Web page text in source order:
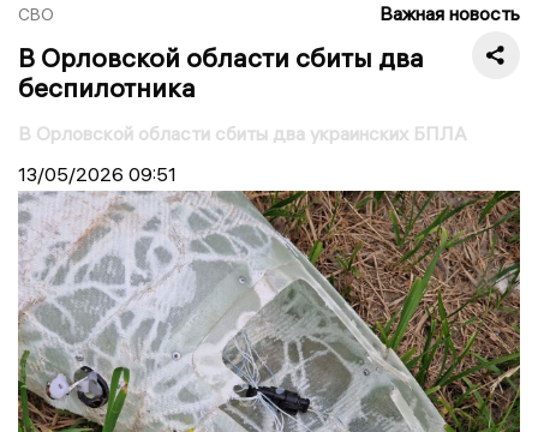
СВО Важная новость
В Орловской области сбиты два
беспилотника
В Орловской области сбиты два украинских БПЛА
13/05/2026 09:51